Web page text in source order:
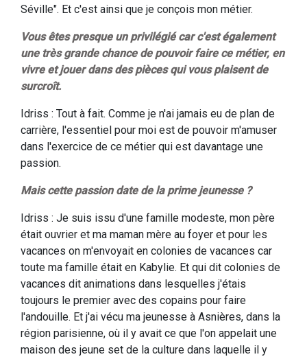
Séville". Et c'est ainsi que je conçois mon métier.
Vous êtes presque un privilégié car c'est également
une très grande chance de pouvoir faire ce métier, en
vivre et jouer dans des pièces qui vous plaisent de
surcroît.
Idriss : Tout à fait. Comme je n'ai jamais eu de plan de
carrière, l'essentiel pour moi est de pouvoir m'amuser
dans l'exercice de ce métier qui est davantage une
passion.
Mais cette passion date de la prime jeunesse ?
Idriss : Je suis issu d'une famille modeste, mon père
était ouvrier et ma maman mère au foyer et pour les
vacances on m'envoyait en colonies de vacances car
toute ma famille était en Kabylie. Et qui dit colonies de
vacances dit animations dans lesquelles j'étais
toujours le premier avec des copains pour faire
l'andouille. Et j'ai vécu ma jeunesse à Asnières, dans la
région parisienne, où il y avait ce que l'on appelait une
maison des jeune set de la culture dans laquelle il y